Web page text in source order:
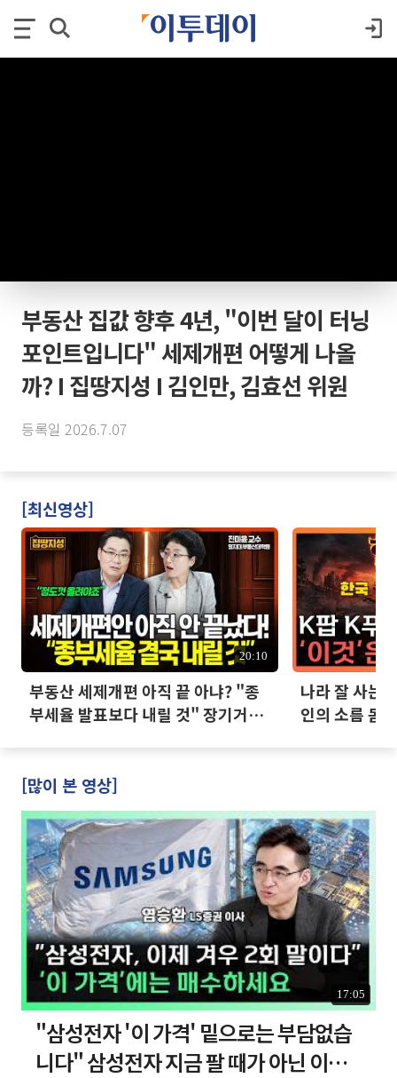
부동산 집값 향후 4년, "이번 달이 터닝
포인트입니다" 세제개편 어떻게 나올
까? I 집땅지성 I 김인만, 김효선 위원
등록일 2026.7.07
[최신영상]
20:10
부동산 세제개편 아직 끝 아냐? "종
부세율 발표보다 내릴 것" 장기거주
나라 잘 사는
인의 소름 돋
[많이 본 영상]
17:05
"삼성전자 '이 가격' 밑으로는 부담없습
니다" 삼성전자 지금 팔 때가 아닌 이유